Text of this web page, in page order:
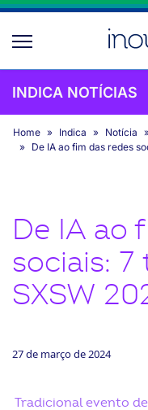
INDICA NOTÍCIAS
Home Indica Notícia
De IA ao fim das redes
De IA ao
sociais: 7
SXSW
27 de março de 2024
Tradicional evento